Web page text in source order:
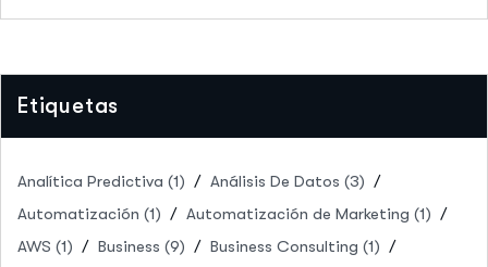
Etiquetas
Analítica Predictiva (1) Análisis De Datos (3)
Automatización (1) Automatización de Marketing (1)
AWS (1) Business (9) Business Consulting (1)